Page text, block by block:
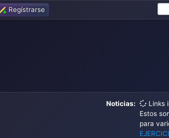
Regístrarse
Noticias:
Links
Estos
para